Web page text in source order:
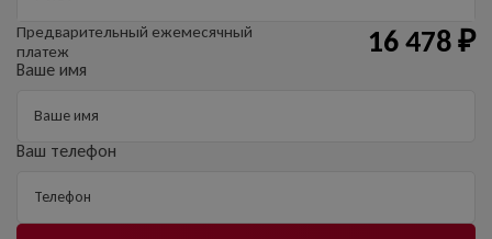
Предварительный ежемесячный
платеж
16 478₽
Ваше имя
Ваш телефон